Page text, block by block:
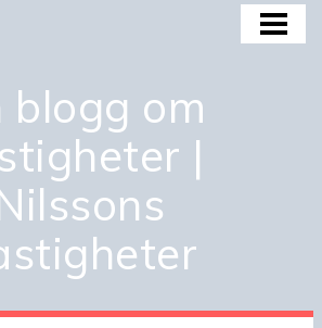
blogg om
|